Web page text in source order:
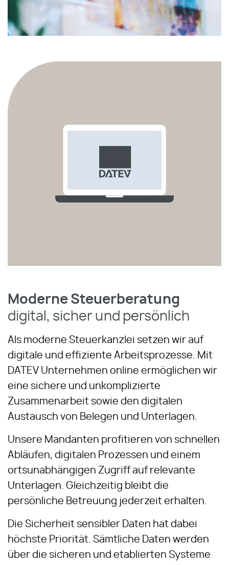
Moderne Steuerberatung
digital, sicher und persönlich
Als moderne Steuerkanzlei setzen wir auf
digitale und effiziente Arbeitsprozesse. Mit
DATEV Unternehmen online ermöglichen wir
eine sichere und unkomplizierte
Zusammenarbeit sowie den digitalen
Austausch von Belegen und Unterlagen.
Unsere Mandanten profitieren von schnellen
Abläufen, digitalen Prozessen und einem
ortsunabhängigen Zugriff auf relevante
Unterlagen. Gleichzeitig bleibt die
persönliche Betreuung jederzeit erhalten.
Die Sicherheit sensibler Daten hat dabei
höchste Priorität. Sämtliche Daten werden
über die sicheren und etablierten Systeme